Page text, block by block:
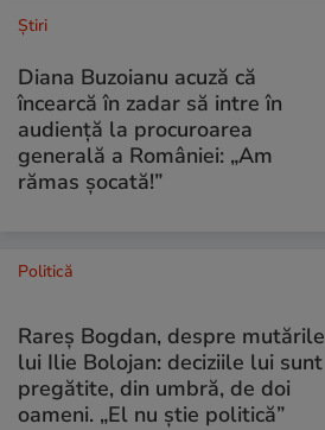
Ştiri
Diana Buzoianu acuză că
încearcă în zadar să intre în
audiență la procuroarea
generală a României: „Am
rămas șocată!”
Politică
Rareș Bogdan, despre mutările
lui Ilie Bolojan: deciziile lui sunt
pregătite, din umbră, de doi
oameni. „El nu știe politică”